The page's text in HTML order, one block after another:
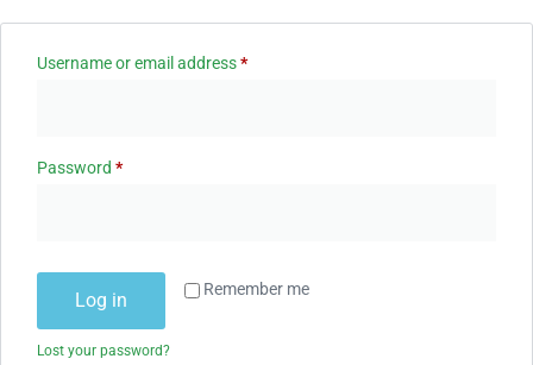
Username or email address*
Password *
Remember me
Log in
Lost your password?